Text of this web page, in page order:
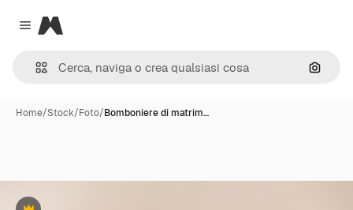
Close menu
Magnific
Cerca
Home/Stock/Foto/Bomboniere di matrim…